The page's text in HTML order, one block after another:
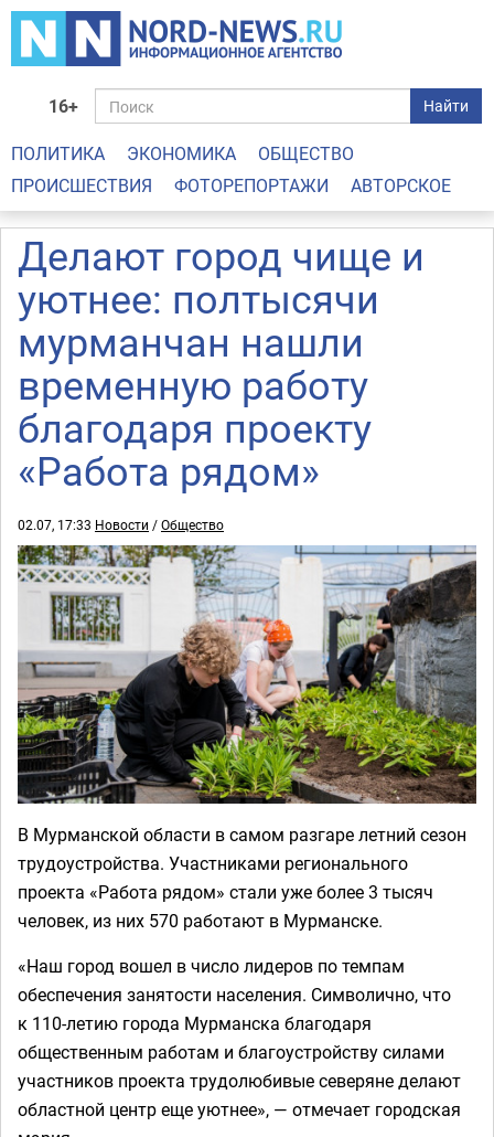
16+ Найти
ПОЛИТИКА ЭКОНОМИКА
ОБЩЕСТВО
ПРОИСШЕСТВИЯ
ФОТОРЕПОРТАЖИ АВТОРСКОЕ
Делают город чище и
уютнее: полтысячи
мурманчан нашли
временную работу
благодаря проекту
«Работа рядом»
02.07, 17:33 Новости /Общество
В Мурманской области в самом разгаре летний сезон
трудоустройства. Участниками регионального
проекта «Работа рядом» стали уже более 3 тысяч
человек, из них 570 работают в Мурманске.
«Наш город вошел в число лидеров по темпам
обеспечения занятости населения. Символично, что
к 110-летию города Мурманска благодаря
общественным работам и благоустройству силами
участников проекта трудолюбивые северяне делают
областной центр еще уютнее», — отмечает городская